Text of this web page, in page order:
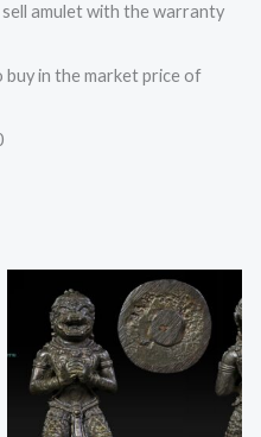
amulet with the warranty
buy in the market price of